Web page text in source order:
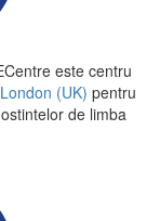
este centru
(UK) pentru
de limba